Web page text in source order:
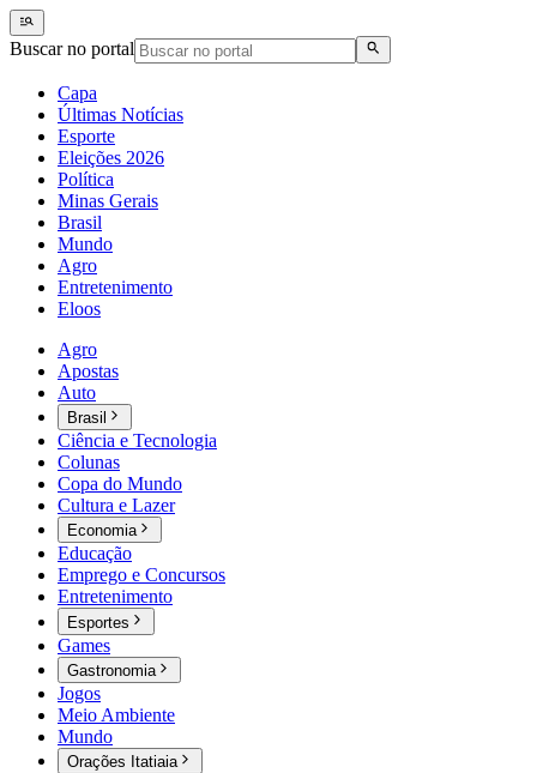
Buscar no portal
Capa
Últimas Notícias
Esporte
Eleições 2026
Política
Minas Gerais
Brasil
Mundo
Agro
Entretenimento
Eloos
Agro
Apostas
Auto
Brasil
Ciência e Tecnologia
Colunas
Copa do Mundo
Cultura e Lazer
Economia
Educação
Emprego e Concursos
Entretenimento
Esportes
Games
Gastronomia
Jogos
Meio Ambiente
Mundo
Orações Itatiaia